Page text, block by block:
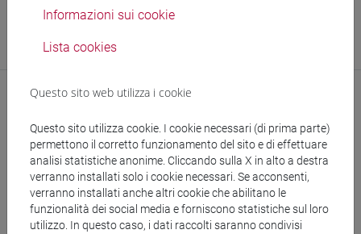
Biblioteca di Area Economica (BEC)
San Giobbe
segui il feed
Informazioni sui cookie
Lista cookies
Questo sito web utilizza i cookie
Questo sito utilizza cookie. I cookie necessari (di prima parte)
permettono il corretto funzionamento del sito e di effettuare
analisi statistiche anonime. Cliccando sulla X in alto a destra
verranno installati solo i cookie necessari. Se acconsenti,
verranno installati anche altri cookie che abilitano le
funzionalità dei social media e forniscono statistiche sul loro
utilizzo. In questo caso, i dati raccolti saranno condivisi